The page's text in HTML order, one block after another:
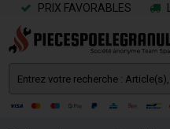
PRIX FAVORABLES